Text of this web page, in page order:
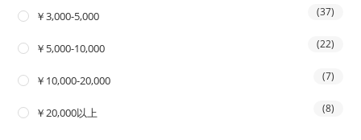
￥3,000-5,000 (37)
￥5,000-10,000 (22)
￥10,000-20,000 (7)
￥20,000以上 (8)